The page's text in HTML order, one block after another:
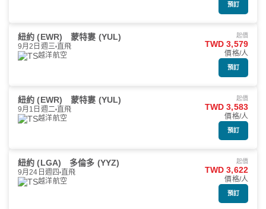
預訂
紐約 (EWR) 蒙特婁 (YUL)
9月2日週三 直飛
越洋航空
起價
TWD 3,579
價格/人
預訂
紐約 (EWR) 蒙特婁 (YUL)
9月1日週二 直飛
越洋航空
起價
TWD 3,583
價格/人
預訂
紐約 (LGA) 多倫多 (YYZ)
9月24日週四 直飛
越洋航空
起價
TWD 3,622
價格/人
預訂